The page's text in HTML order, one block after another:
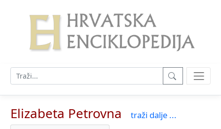
Elizabeta Petrovna
traži dalje ...